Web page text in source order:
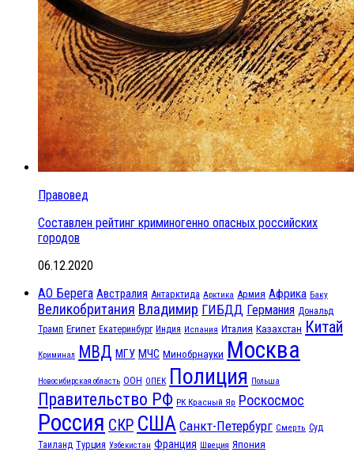
Правовед
Составлен рейтинг криминогенно опасных российских
городов
06.12.2020
АО Берега Австралия Антарктида Арктика Армия Африка Баку
Великобритания Владимир ГИБДД Германия Дональд
Трамп Египет Екатеринбург Индия Испания Италия Казахстан Китай
Криминал МВД МГУ МЧС Минобрнауки Москва
Новосибирская область ООН ОПЕК Полиция Польша
Правительство РФ РК Красный Яр Роскосмос
Россия СКР США Санкт-Петербург Смерть Суд
Таиланд Турция Узбекистан Франция Швеция Япония